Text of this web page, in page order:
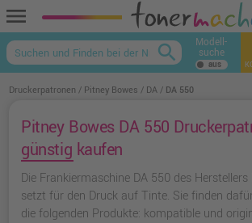
menu
keyboard_arrow_up
search Modell-
suche
Druckerpatronen Pitney Bowes DA DA 550
Pitney Bowes DA 550
günstig kaufen
Die Frankiermaschine DA 550 des
setzt für den Druck auf Tinte. Sie finden
die folgenden Produkte: kompatible und